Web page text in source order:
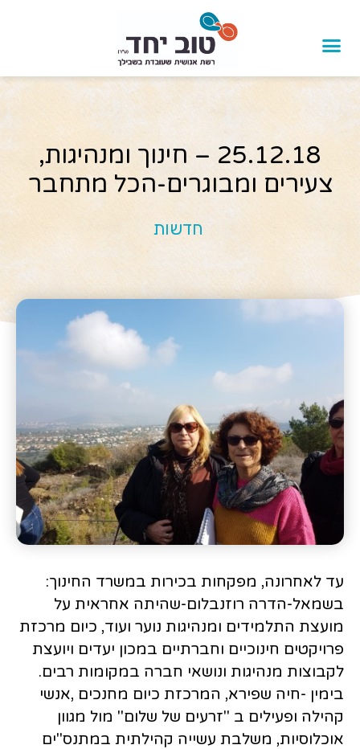
25.12.18 – חינוך ומנהיגות,
צעירים ומבוגרים-הכל מתחבר
חדשות
עד לאחרונה, מפקחות בכירות במשרד החינוך:
בשמאל-הדרה רוזנבלום-שהיתה אחראית על
מועצת התלמידים ומנהיגות נוער ועוד, כיום מרכזת
פרויקטים חינוכיים וחברתיים במכון יעדים ויועצת
לקבוצות מנהיגות ונושאי חברה במקומות רבים.
בימין -חיה שפירא, המרכזת כיום מחנכים ,אנשי
קהילה ופעילים ב "זרעים של שלום" מול מגוון
אוכלוסיות, משלבת עשייה קהילתית במתנס"ים